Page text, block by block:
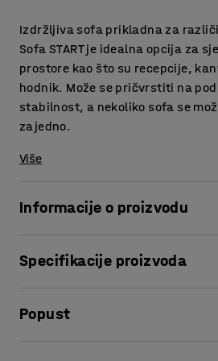
Izdržljiva sofa prikladna za
Sofa START je idealna opcija za
prostore kao što su recepcije,
hodnik. Može se pričvrstiti na pod
stabilnost, a nekoliko sofa se
zajedno.
Više
Informacije o proizvodu
recepcijama ili kantinama. Sofe
Ako je sofa samostojeća, može
Specifikacije proizvoda
Dubina sjedišta
Popust